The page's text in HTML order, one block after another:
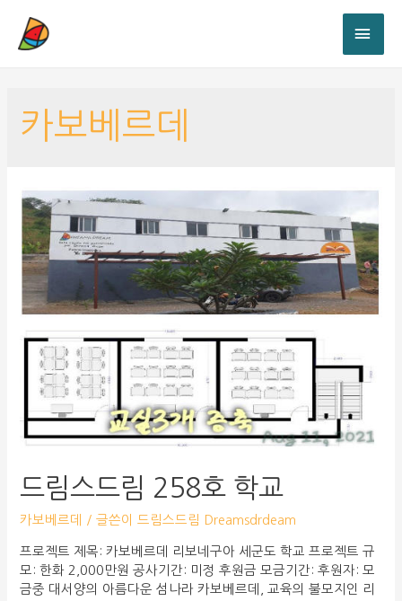
카보베르데
드림스드림 258호 학교
카보베르데 / 글쓴이 드림스드림 Dreamsdrdeam
프로젝트 제목: 카보베르데 리보네구아 세군도 학교 프로젝트 규
모: 한화 2,000만원 공사기간: 미정 후원금 모금기간: 후원자: 모
금중 대서양의 아름다운 섬나라 카보베르데, 교육의 불모지인 리